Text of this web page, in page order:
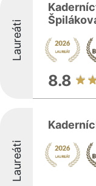
Laureáti
8.8
Laureáti